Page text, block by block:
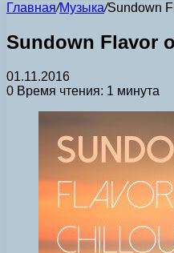
Главная/Музыка/Sundown
Sundown Flavor
01.11.2016
0 Время чтения: 1 минута